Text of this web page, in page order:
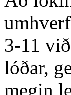
3-11
lóðar,
megin